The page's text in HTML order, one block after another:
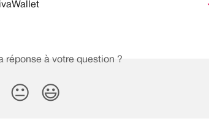
réponse à votre question ?
😐 😃